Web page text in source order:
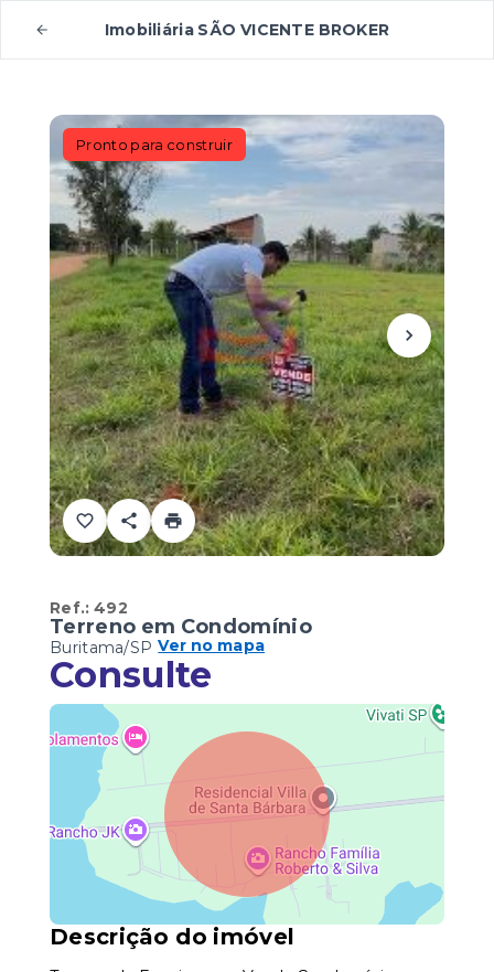
Imobiliária SÃO VICENTE BROKER
Pronto para construir
Ref.:492
Terreno em Condomínio
Buritama/SP Ver no mapa
Consulte
Descrição do imóvel